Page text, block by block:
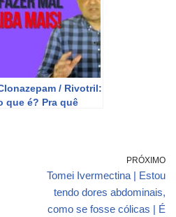
/ Rivotril:
que é? Pra quê
PRÓXIMO
Tomei Ivermectina | Estou
tendo dores abdominais,
como se fosse cólicas | É